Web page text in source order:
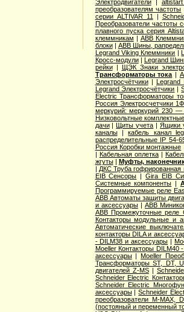
Электродвигатели|
преобразователям частоты
серии ALTIVAR 11
|
Преобразователи частоты
плавного пуска серия
клеммникам | ABB
блоки| ABB Шины,
Legrand Viking Клеммники |
Кросс-модули| Legrand
рейки| ЩЭК Знаки
Трансформаторы тока |
Электросчётчики| Legrand
Legrand Электросчётчики |
Electric Трансформаторы
Россия Электросчетчики
меркурий: меркурий 230 —
Низковольтные
дачи|Щиты учета |Ящики
каналы|кабель канал
распределительные IP 54-
Россия Коробки монтажные
| Кабельная оплетка|
жгуты| Муфты,
| ДКС Труба гофрированная
EIB Сенсоры |Gira EIB
Системные компоненты |
Программируемые реле
ABB Автоматы защиты
и аксессуары|ABB
ABB Промежуточные реле
Контакторы модульные и
Автоматические
контакторы DILA и
- DILM38 и аксессуары |
Moeller Контакторы DILM40
аксессуары|Moeller
Трансформаторы ST, DT,
двигателей Z-MS|
Schneider Electric
Schneider Electric
аксессуары|Schneider
преобразователи M-MAX,
(постояный и переменный